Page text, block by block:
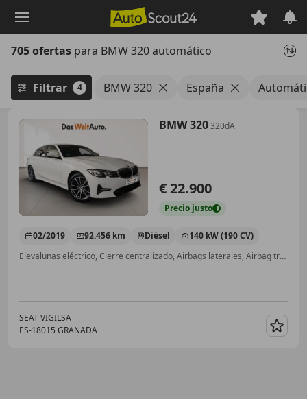
principal
705 ofertas para BMW 320 automático
Filtrar 4 BMW 320 España
BMW 320320dA
€ 22.900
Precio justo
02/2019 92.456 km Diésel
140 kW (190 CV)
Elevalunas eléctrico, Cierre centralizado, Airbags laterales, Airbag trasero, Airbag del conductor, ESP, ABS, Volante multifunción
SEAT VIGILSA
ES-18015 GRANADA